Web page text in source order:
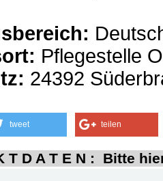
Pflegestelle
24392
tweet teilen
T D A T E N : Bitte